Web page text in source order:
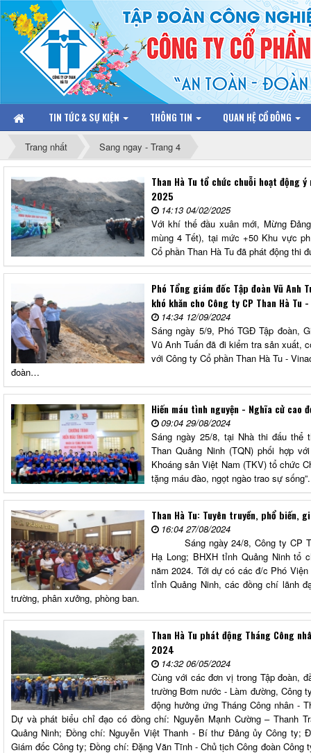
TIN TỨC & SỰ KIỆN THÔNG TIN QUAN HỆ CỔ ĐÔNG
Trang nhất Sang ngay - Trang 4
Than Hà Tu tổ chức chuỗi hoạt động
2025
14:13 04/02/2025
Với khí thế đầu xuân mới, Mừng
mùng 4 Tết), tại mức +50 Khu vực
Cổ phần Than Hà Tu đã phát động thi
Phó Tổng giám đốc Tập đoàn Vũ Anh
khó khăn cho Công ty CP Than Hà Tu
14:34 12/09/2024
Sáng ngày 5/9, Phó TGĐ Tập đoàn,
Vũ Anh Tuấn đã đi kiểm tra sản xuất,
với Công ty Cổ phần Than Hà Tu -
đoàn…
Hiến máu tình nguyện - Nghĩa cử cao
09:04 29/08/2024
Sáng ngày 25/8, tại Nhà thi đấu thể
Than Quảng Ninh (TQN) phối hợp
Khoáng sản Việt Nam (TKV) tổ chức
tặng máu đào, ngọt ngào trao sự sống”.
Than Hà Tu: Tuyên truyền, phổ biến,
16:04 27/08/2024
Sáng ngày 24/8, Công ty CP
Hạ Long; BHXH tỉnh Quảng Ninh tổ
năm 2024. Tới dự có các đ/c Phó
tỉnh Quảng Ninh, các đồng chí lãnh
trường, phân xưởng, phòng ban.
Than Hà Tu phát động Tháng Công
2024
14:32 06/05/2024
Cùng với các đơn vị trong Tập đoàn,
trường Bơm nước - Làm đường, Công
động hưởng ứng Tháng Công nhân -
Dự và phát biểu chỉ đạo có đồng chí: Nguyễn Mạnh Cường – Thanh
Quảng Ninh; Đồng chí: Nguyễn Việt Thanh - Bí thư Đảng ủy Công ty;
Giám đốc Công ty; Đồng chí: Đặng Văn Tĩnh - Chủ tịch Công đoàn Công